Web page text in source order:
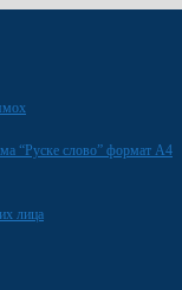
“Руске слово” формат A4
лица